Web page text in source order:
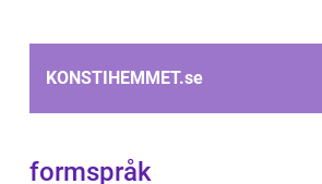
KONSTIHEMMET.se
formspråk